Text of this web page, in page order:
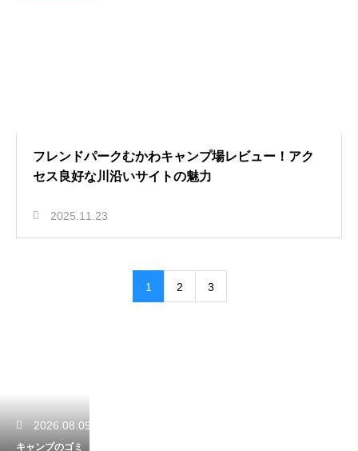
フレンドパークむかわキャンプ場レビュー！アク
セス良好な川沿いサイトの魅力
2025.11.23
1 2 3
2026.08.09
キャンプのゴミ